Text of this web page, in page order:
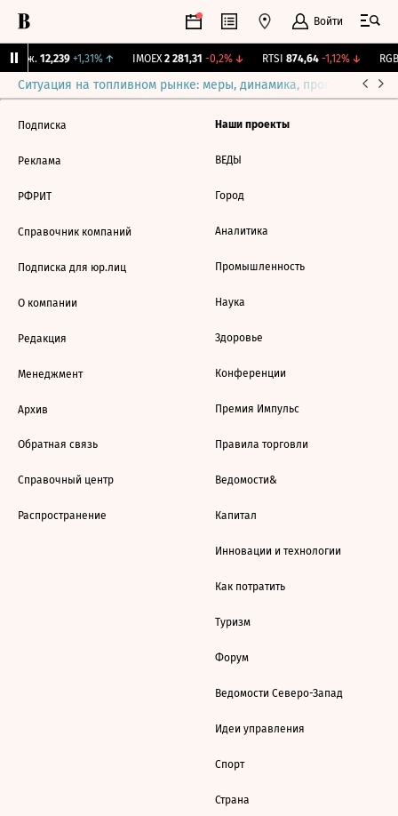
Войти
Бирж. 12,239 +1,31%↑ IMOEX 2 281,31 -0,2%↓ RTSI 874,64 -1,12%↓ RGBI
Ситуация на топливном рынке: меры, динамика, прогнозы
Подписка
Реклама
РФРИТ
Справочник компаний
Подписка для юр.лиц
О компании
Редакция
Менеджмент
Архив
Обратная связь
Справочный центр
Распространение
Наши проекты
ВЕДЫ
Город
Аналитика
Промышленность
Наука
Здоровье
Конференции
Премия Импульс
Правила торговли
Ведомости&
Капитал
Инновации и технологии
Как потратить
Туризм
Форум
Ведомости Северо-Запад
Идеи управления
Спорт
Страна